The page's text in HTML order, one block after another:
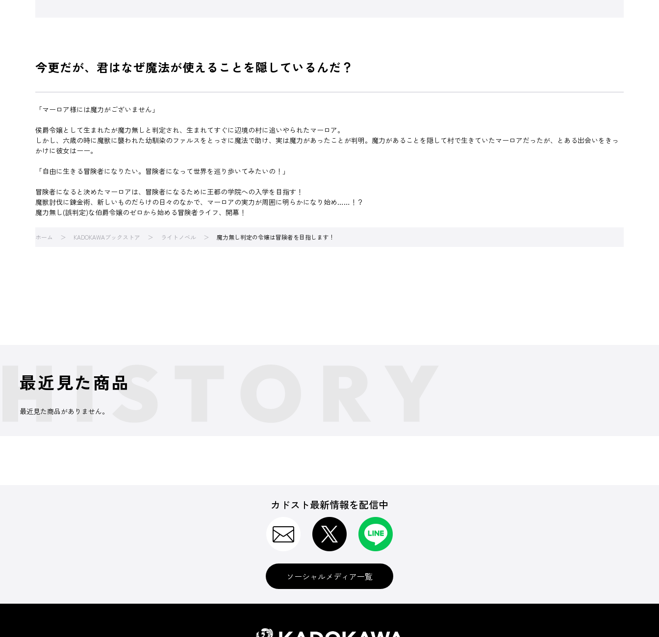
今更だが、君はなぜ魔法が使えることを隠しているんだ？
「マーロア様には魔力がございません」
侯爵令嬢として生まれたが魔力無しと判定され、生まれてすぐに辺境の村に追いやられたマーロア。
しかし、六歳の時に魔獣に襲われた幼馴染のファルスをとっさに魔法で助け、実は魔力があったことが判明。魔力があることを隠して村で生きていたマーロアだったが、とある出会いをきっ
かけに彼女はーー。
「自由に生きる冒険者になりたい。冒険者になって世界を巡り歩いてみたいの！」
冒険者になると決めたマーロアは、冒険者になるために王都の学院への入学を目指す！
魔獣討伐に錬金術、新しいものだらけの日々のなかで、マーロアの実力が周囲に明らかになり始め……！？
魔力無し(誤判定)な伯爵令嬢のゼロから始める冒険者ライフ、開幕！
ホーム KADOKAWAブックストア ライトノベル 魔力無し判定の令嬢は冒険者を目指します！
最近見た商品
最近見た商品がありません。
カドスト最新情報を配信中
ソーシャルメディア一覧